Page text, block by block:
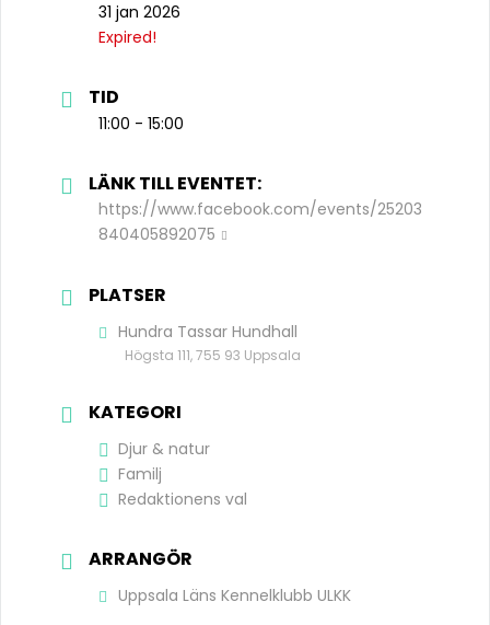
31 jan 2026
Expired!
TID
11:00 - 15:00
LÄNK TILL EVENTET:
https://www.facebook.com/events/25203
840405892075
PLATSER
Hundra Tassar Hundhall
Högsta 111, 755 93 Uppsala
KATEGORI
Djur & natur
Familj
Redaktionens val
ARRANGÖR
Uppsala Läns Kennelklubb ULKK